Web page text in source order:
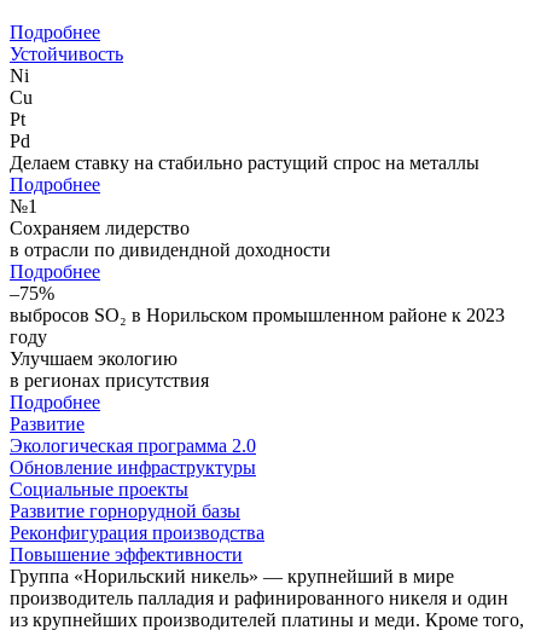
Подробнее
Устойчивость
Ni
Cu
Pt
Pd
Делаем ставку на стабильно растущий спрос на металлы
Подробнее
№1
Сохраняем лидерство
в отрасли по дивидендной доходности
Подробнее
–75%
выбросов SO₂ в Норильском промышленном районе к 2023
году
Улучшаем экологию
в регионах присутствия
Подробнее
Развитие
Экологическая программа 2.0
Обновление инфраструктуры
Социальные проекты
Развитие горнорудной базы
Реконфигурация производства
Повышение эффективности
Группа «Норильский никель» — крупнейший в мире
производитель палладия и рафинированного никеля и один
из крупнейших производителей платины и меди. Кроме того,